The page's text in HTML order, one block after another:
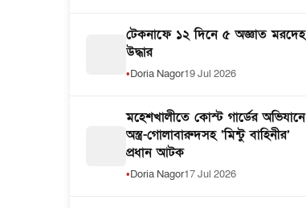
টেকনাফে ১২ দিনে ৫ অজ্ঞাত মরদেহ
উদ্ধার
Doria Nagor19 Jul 2026
মহেশখালীতে কোস্ট গার্ডের অভিযানে
অস্ত্র-গোলাবারুদসহ ‘মিন্টু বাহিনীর’
প্রধান আটক
Doria Nagor17 Jul 2026